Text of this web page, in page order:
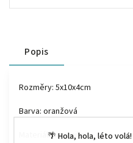
🌴 Hola, hola, léto
Popis
Rozměry: 5x10x4cm
Barva: oranžová
Materiál: keramika